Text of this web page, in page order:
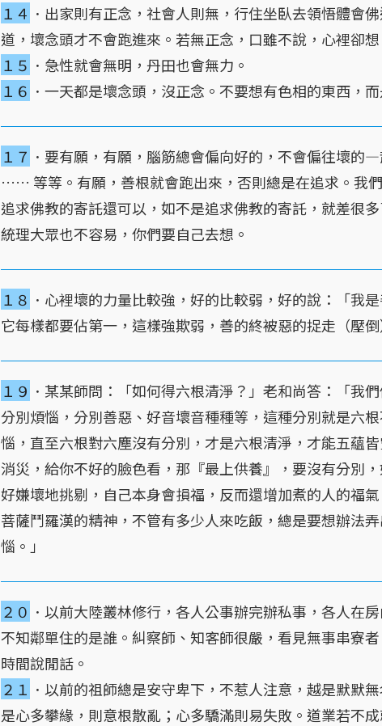
１４ ．出家則有正念，社會人則無，行住坐臥去領悟體會
道，壞念頭才不會跑進來。若無正念，口雖不說，心裡卻想
１５ ．急性就會無明，丹田也會無力。
１６ ．一天都是壞念頭，沒正念。不要想有色相的東西，
１７ ．要有願，有願，腦筋總會偏向好的，不會偏往壞的
…… 等等。有願，善根就會跑出來，否則總是在追求。我
追求佛教的寄託還可以，如不是追求佛教的寄託，就差很
統理大眾也不容易，你們要自己去想。
１８ ．心裡壞的力量比較強，好的比較弱，好的說：「我
它每樣都要佔第一，這樣強欺弱，善的終被惡的捉走（壓
１９ ．某某師問：「如何得六根清淨？」老和尚答：「我
分別煩惱，分別善惡、好音壞音種種等，這種分別就是六
惱，直至六根對六塵沒有分別，才是六根清淨，才能五蘊
消災，給你不好的臉色看，那『最上供養』，要沒有分別
好嫌壞地挑剔，自己本身會損福，反而還增加煮的人的福
菩薩鬥羅漢的精神，不管有多少人來吃飯，總是要想辦法
惱。」
２０ ．以前大陸叢林修行，各人公事辦完辦私事，各人在
不知鄰單住的是誰。糾察師、知客師很嚴，看見無事串寮
時間說閒話。
２１ ．以前的祖師總是安守卑下，不惹人注意，越是默默
是心多攀緣，則意根散亂；心多驕滿則易失敗。道業若不